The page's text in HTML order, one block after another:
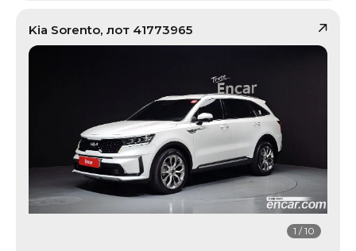
Kia Sorento, лот 41773965
1 /10